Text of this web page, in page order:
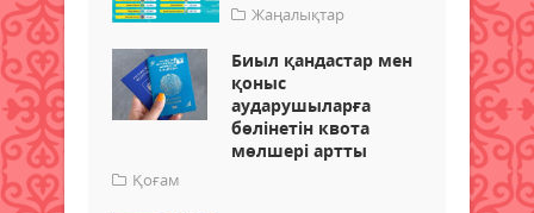
Жаңалықтар
Биыл қандастар мен
қоныс
аударушыларға
бөлінетін квота
мөлшері артты
Қоғам